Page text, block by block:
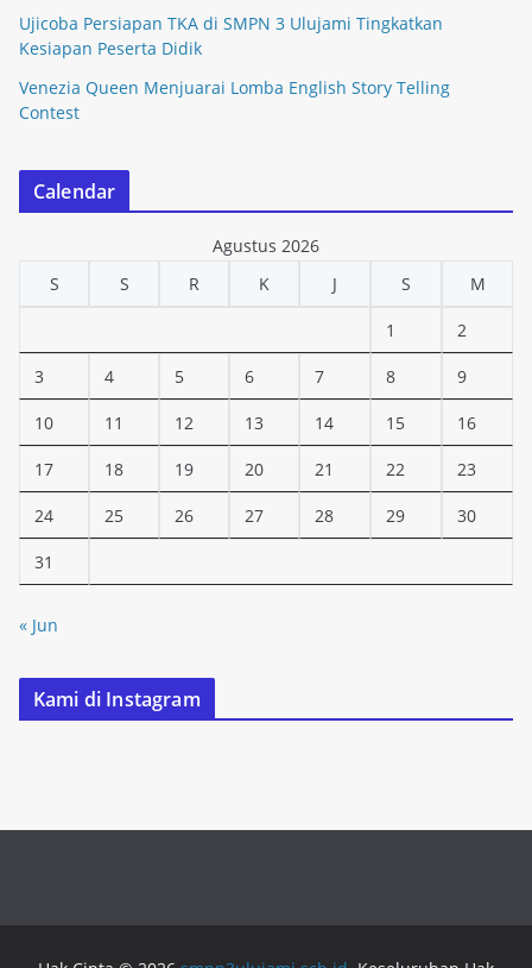
Ujicoba Persiapan TKA di SMPN 3 Ulujami Tingkatkan
Kesiapan Peserta Didik
Venezia Queen Menjuarai Lomba English Story Telling
Contest
Calendar
Agustus 2026
S
S R K J S M
1 2
3 4 5 6 7 8 9
10 11 12 13 14 15 16
17 18 19 20 21 22 23
24 25 26 27 28 29 30
31
« Jun
Kami di Instagram